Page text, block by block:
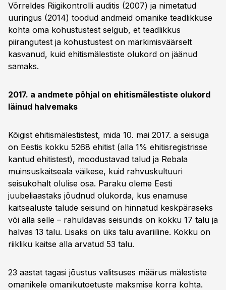
Võrreldes Riigikontrolli auditis (2007) ja nimetatud
uuringus (2014) toodud andmeid omanike teadlikkuse
kohta oma kohustustest selgub, et teadlikkus
piirangutest ja kohustustest on märkimisväärselt
kasvanud, kuid ehitismälestiste olukord on jäänud
samaks.
2017. a andmete põhjal on ehitismälestiste olukord
läinud halvemaks
Kõigist ehitismälestistest, mida 10. mai 2017. a seisuga
on Eestis kokku 5268 ehitist (alla 1% ehitisregistrisse
kantud ehitistest), moodustavad talud ja Rebala
muinsuskaitseala väikese, kuid rahvuskultuuri
seisukohalt olulise osa. Paraku oleme Eesti
juubeliaastaks jõudnud olukorda, kus enamuse
kaitsealuste talude seisund on hinnatud keskpäraseks
või alla selle – rahuldavas seisundis on kokku 17 talu ja
halvas 13 talu. Lisaks on üks talu avariiline. Kokku on
riikliku kaitse alla arvatud 53 talu.
23 aastat tagasi jõustus valitsuses määrus mälestiste
omanikele omanikutoetuste maksmise korra kohta.